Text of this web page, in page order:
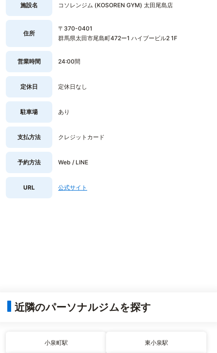
施設名 コソレンジム (KOSOREN GYM) 太田尾島店
住所
〒370-0401
群馬県太田市尾島町472ー1 ハイブービル2 1F
営業時間 24:00間
定休日 定休日なし
駐車場 あり
支払方法 クレジットカード
予約方法 Web / LINE
URL 公式サイト
近隣のパーソナルジムを探す
小泉町駅 東小泉駅